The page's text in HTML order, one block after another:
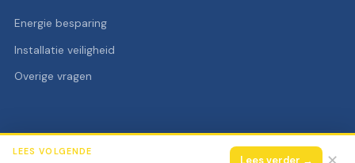
Energie besparing
Installatie veiligheid
Overige vragen
© 2026 Elektra Super Alle rechten voorbehouden.
LEES VOLGENDE